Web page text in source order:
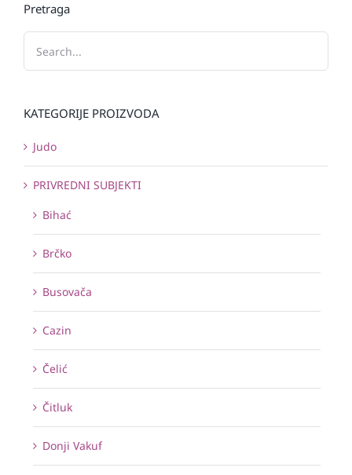
Pretraga
KATEGORIJE PROIZVODA
Judo
PRIVREDNI SUBJEKTI
Bihać
Brčko
Busovača
Cazin
Čelić
Čitluk
Donji Vakuf